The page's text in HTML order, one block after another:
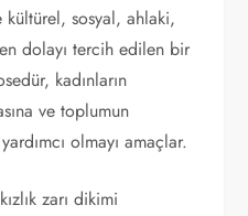
kültürel, sosyal, ahlaki,
dolayı tercih edilen bir
kadınların
ve toplumun
olmayı amaçlar.
zarı dikimi